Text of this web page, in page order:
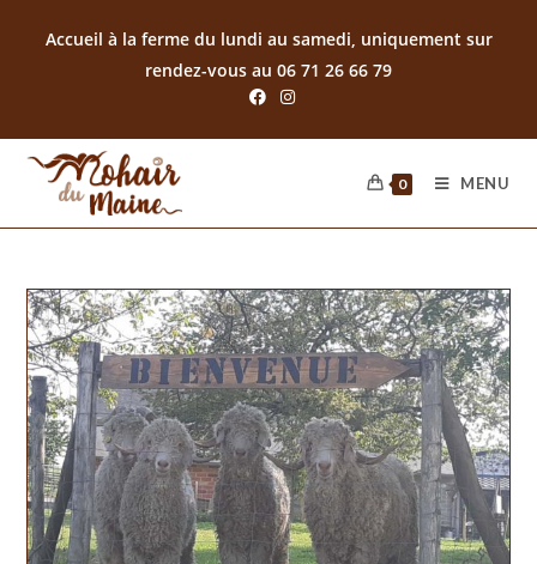
Accueil à la ferme du lundi au samedi, uniquement sur
rendez-vous au 06 71 26 66 79
0 MENU